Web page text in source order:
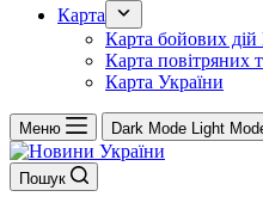
Карта
Карта бойових дій
Карта повітряних
Карта України
Меню Dark Mode Light
Пошук